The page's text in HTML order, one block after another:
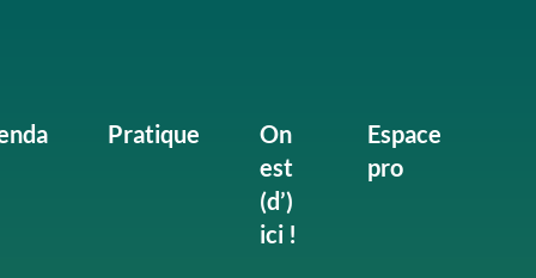
Pratique
On
est
(d’)
ici !
Espace
pro